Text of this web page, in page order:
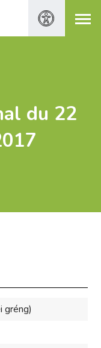
du 22
gréng)